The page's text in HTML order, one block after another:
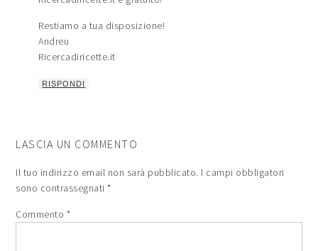
Restiamo a tua disposizione!
Andreu
Ricercadiricette.it
RISPONDI
LASCIA UN COMMENTO
Il tuo indirizzo email non sarà pubblicato. I campi obbligatori
sono contrassegnati*
Commento *